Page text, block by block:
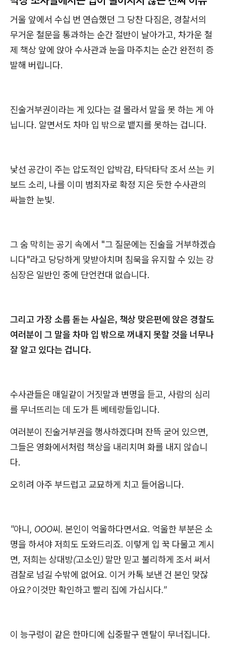
거울 앞에서 수십 번 연습했던 그 당찬 다짐은, 경찰서의
무거운 철문을 통과하는 순간 절반이 날아가고, 차가운 철
제 책상 앞에 앉아 수사관과 눈을 마주치는 순간 완전히 증
발해 버립니다.
진술거부권이라는 게 있다는 걸 몰라서 말을 못 하는 게 아
닙니다. 알면서도 차마 입 밖으로 뱉지를 못하는 겁니다.
낯선 공간이 주는 압도적인 압박감, 타닥타닥 조서 쓰는 키
보드 소리, 나를 이미 범죄자로 확정 지은 듯한 수사관의
싸늘한 눈빛.
그 숨 막히는 공기 속에서 "그 질문에는 진술을 거부하겠습
니다"라고 당당하게 맞받아치며 침묵을 유지할 수 있는 강
심장은 일반인 중에 단언컨대 없습니다.
그리고 가장 소름 돋는 사실은, 책상 맞은편에 앉은 경찰도
여러분이 그 말을 차마 입 밖으로 꺼내지 못할 것을 너무나
잘 알고 있다는 겁니다.
수사관들은 매일같이 거짓말과 변명을 듣고, 사람의 심리
를 무너뜨리는 데 도가 튼 베테랑들입니다.
여러분이 진술거부권을 행사하겠다며 잔뜩 굳어 있으면,
그들은 영화에서처럼 책상을 내리치며 화를 내지 않습니
다.
오히려 아주 부드럽고 교묘하게 치고 들어옵니다.
"아니, OOO씨. 본인이 억울하다면서요. 억울한 부분은 소
명을 하셔야 저희도 도와드리죠. 이렇게 입 꾹 다물고 계시
면, 저희는 상대방(고소인) 말만 믿고 불리하게 조서 써서
검찰로 넘길 수밖에 없어요. 이거 카톡 보낸 건 본인 맞잖
아요? 이것만 확인하고 빨리 집에 가십시다."
이 능구렁이 같은 한마디에 십중팔구 멘탈이 무너집니다.